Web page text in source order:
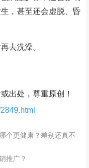
，甚至还会虚脱、昏
去洗澡。
出处，尊重原创！
个更健康？差别还真不
推广？